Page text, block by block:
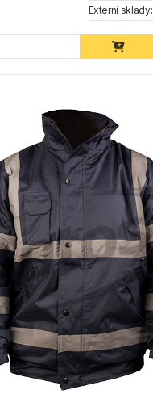
Externí sklady: